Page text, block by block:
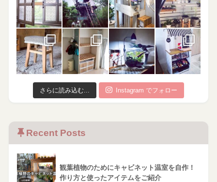
さらに読み込む... Instagram でフォロー
Recent Posts
観葉植物のためにキャビネット温室を自作！
作り方と使ったアイテムをご紹介